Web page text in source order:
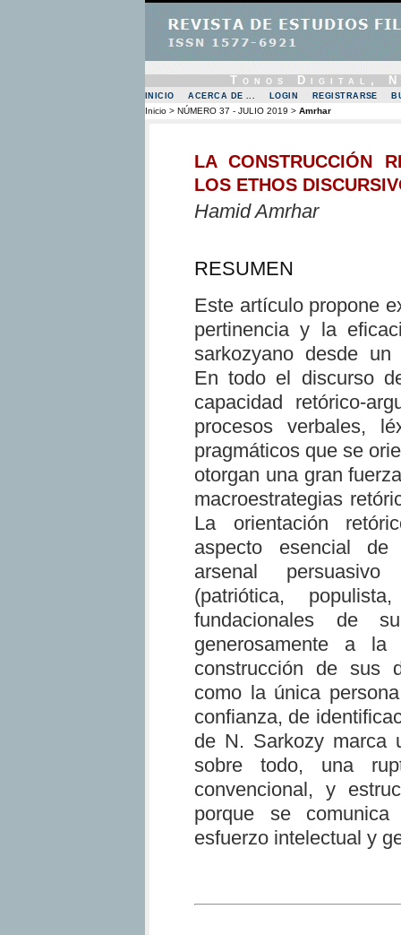
Tonos Digital,
INICIO ACERCA DE ... LOGIN REGISTRARSE
Inicio > NÚMERO 37 - JULIO 2019 > Amrhar
LA CONSTRUCCIÓN
LOS ETHOS
Hamid Amrhar
RESUMEN
Este artículo propone
pertinencia y la
sarkozyano desde un
En todo el discurso
capacidad retórico-
procesos verbales,
pragmáticos que se
otorgan una gran
macroestrategias
La orientación
aspecto esencial
arsenal
(patriótica,
fundacionales de
generosamente a la
construcción de sus
como la única
confianza, de
de N. Sarkozy marca
sobre todo, una
convencional, y
porque se
esfuerzo intelectual y